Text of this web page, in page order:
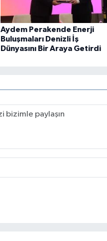
Aydem Perakende Enerji
Buluşmaları Denizli İş
Dünyasını Bir Araya Getirdi